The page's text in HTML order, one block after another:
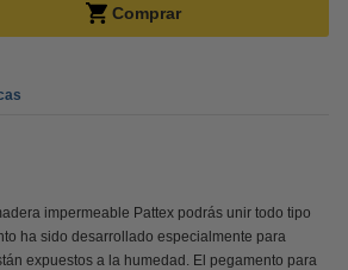
Comprar
impermeable Pattex podrás unir todo tipo
ha sido desarrollado especialmente para
expuestos a la humedad. El pegamento para